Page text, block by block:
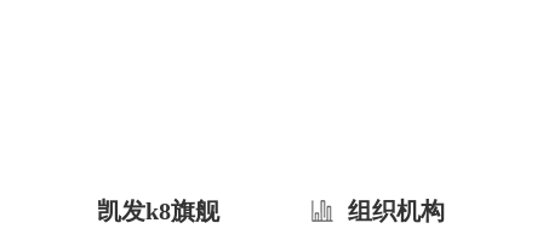
凯发k8旗舰 组织机构